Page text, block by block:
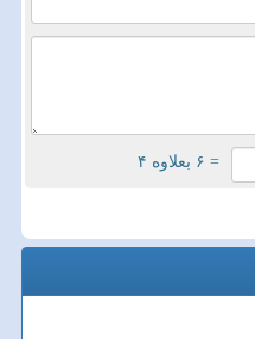
= ۶ بعلاوه ۴